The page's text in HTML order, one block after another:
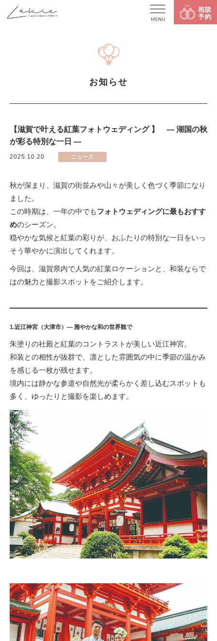
相談
予約
MENU
お知らせ
【滋賀で叶える紅葉フォトウェディング 】 — 湖国の秋
が彩る特別な一日 —
2025.10.20 ニュース
秋が深まり、滋賀の街並みや山々が美しく色づく季節になり
ました。
この時期は、一年の中でもフォトウェディングに最もおすす
めのシーズン。
穏やかな気候と紅葉の彩りが、おふたりの特別な一日をいっ
そう華やかに演出してくれます。
今回は、滋賀県内で人気の紅葉ロケーションと、和装ならで
はの魅力と撮影スポットをご紹介します。
1.近江神宮（大津市）— 雅やかな和の世界観で
朱塗りの社殿と紅葉のコントラストが美しい近江神宮。
和装との相性が抜群で、凛とした雰囲気の中に季節の温かみ
を感じる一枚が残せます。
境内には静かな参道や自然光が柔らかく差し込むスポットも
多く、ゆったりと撮影を楽しめます。